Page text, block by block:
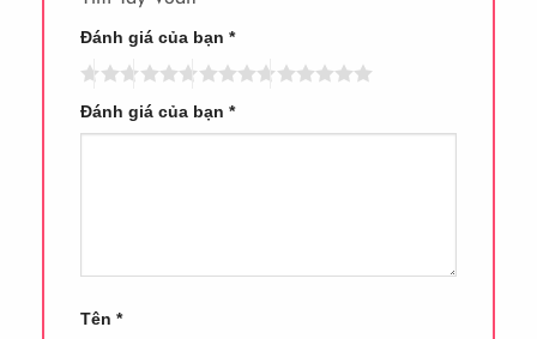
Đánh giá của bạn *
Đánh giá của bạn *
Tên *